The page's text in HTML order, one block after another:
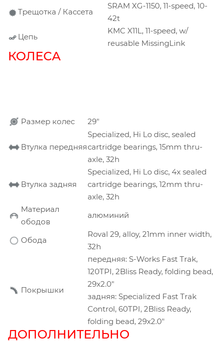
Трещотка / Кассета
SRAM XG-1150, 11-speed, 10-
42t
Цепь
KMC X11L, 11-speed, w/
reusable MissingLink
КОЛЕСА
Размер колес 29"
Втулка передняя
Specialized, Hi Lo disc, sealed
cartridge bearings, 15mm thru-
axle, 32h
Втулка задняя
Specialized, Hi Lo disc, 4x sealed
cartridge bearings, 12mm thru-
axle, 32h
Материал
ободов
алюминий
Обода
Roval 29, alloy, 21mm inner width,
32h
Покрышки
передняя: S-Works Fast Trak,
120TPI, 2Bliss Ready, folding bead,
29x2.0"
задняя: Specialized Fast Trak
Control, 60TPI, 2Bliss Ready,
folding bead, 29x2.0"
ДОПОЛНИТЕЛЬНО